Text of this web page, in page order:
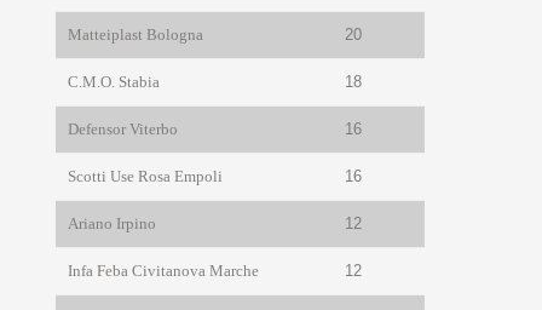
Matteiplast Bologna 20
C.M.O. Stabia 18
Defensor Viterbo 16
Scotti Use Rosa Empoli 16
Ariano Irpino 12
Infa Feba Civitanova Marche 12